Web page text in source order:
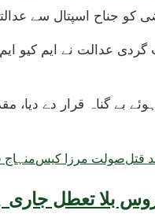
بلا تعطل جاری
پر رہا کیا گیا، منہاج قاضی کو 22
عدالت نے ایم کیو
قتلصولت مرزا کیس